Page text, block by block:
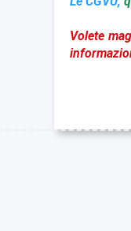
Volete